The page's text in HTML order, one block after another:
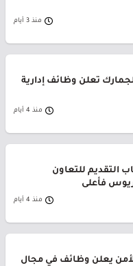
منذ 3 أيام
تعلن وظائف إدارية
منذ 4 أيام
التقديم للتعاون
فأعلى
منذ 4 أيام
يعلن وظائف في مجال